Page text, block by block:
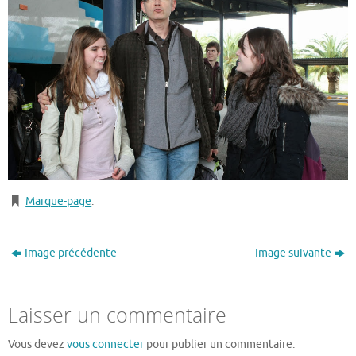
Marque-page.
Image précédente Image suivante
Laisser un commentaire
Vous devez vous connecterpour publier un commentaire.